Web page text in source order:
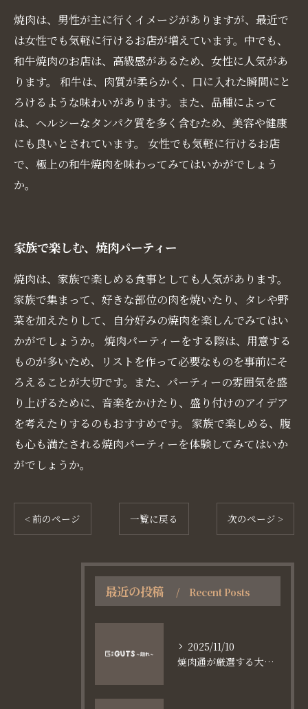
焼肉は、男性が主に行くイメージがありますが、最近で
は女性でも気軽に行けるお店が増えています。中でも、
和牛焼肉のお店は、高級感があるため、女性に人気があ
ります。 和牛は、肉質が柔らかく、口に入れた瞬間にと
ろけるような味わいがあります。また、品種によって
は、ヘルシーなタンパク質を多く含むため、美容や健康
にも良いとされています。 女性でも気軽に行けるお店
で、極上の和牛焼肉を味わってみてはいかがでしょう
か。
家族で楽しむ、焼肉パーティー
焼肉は、家族で楽しめる食事としても人気があります。
家族で集まって、好きな部位の肉を焼いたり、タレや野
菜を加えたりして、自分好みの焼肉を楽しんでみてはい
かがでしょうか。 焼肉パーティーをする際は、用意する
ものが多いため、リストを作って必要なものを事前にそ
ろえることが大切です。また、パーティーの雰囲気を盛
り上げるために、音楽をかけたり、盛り付けのアイデア
を考えたりするのもおすすめです。 家族で楽しめる、腹
も心も満たされる焼肉パーティーを体験してみてはいか
がでしょうか。
< 前のページ 一覧に戻る 次のページ >
最近の投稿 Recent Posts
2025/11/10
焼肉通が厳選する大阪長堀鶴見緑地線谷町六丁目満足食事術